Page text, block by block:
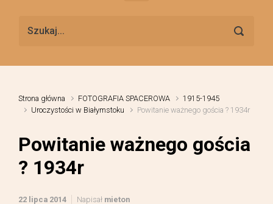
Strona główna FOTOGRAFIA SPACEROWA
1915-1945
Uroczystości w Białymstoku
Powitanie ważnego gościa ? 1934r
Powitanie ważnego gościa
? 1934r
22 lipca 2014 Napisał mieton